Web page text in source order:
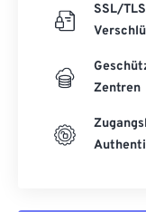
SSL/TLS
Zentren